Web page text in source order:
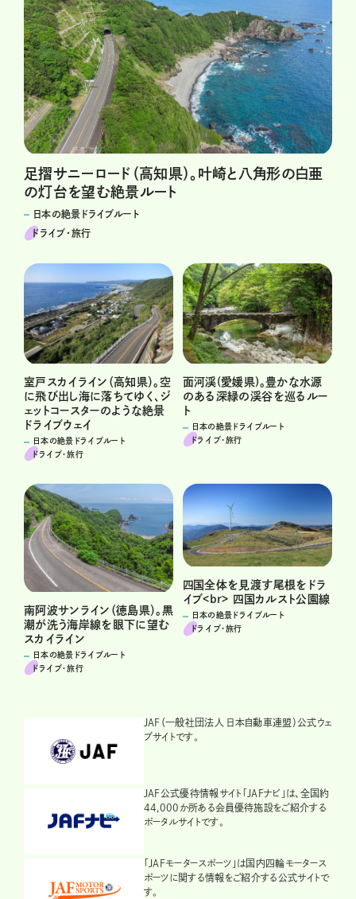
足摺サニーロード（高知県）。叶崎と八角形の白亜
の灯台を望む絶景ルート
日本の絶景ドライブルート
ドライブ･旅行
室戸スカイライン（高知県）。空
に飛び出し海に落ちてゆく、ジ
ェットコースターのような絶景
ドライブウェイ
日本の絶景ドライブルート
ドライブ･旅行
面河渓(愛媛県)。豊かな水源
のある深緑の渓谷を巡るルー
ト
日本の絶景ドライブルート
ドライブ･旅行
南阿波サンライン（徳島県）。黒
潮が洗う海岸線を眼下に望む
スカイライン
日本の絶景ドライブルート
ドライブ･旅行
四国全体を見渡す尾根をドラ
イブ<br> 四国カルスト公園線
日本の絶景ドライブルート
ドライブ･旅行
JAF（一般社団法人 日本自動車連盟）公式ウェ
ブサイトです。
JAF公式優待情報サイト「JAFナビ」は、全国約
44,000か所ある会員優待施設をご紹介する
ポータルサイトです。
「JAFモータースポーツ」は国内四輪モータース
ポーツに関する情報をご紹介する公式サイトで
す。